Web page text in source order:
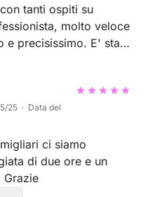
tanti ospiti su
molto veloce
e precisissimo. E' stato
25 · Data del
ci siamo
di due ore e un
Grazie